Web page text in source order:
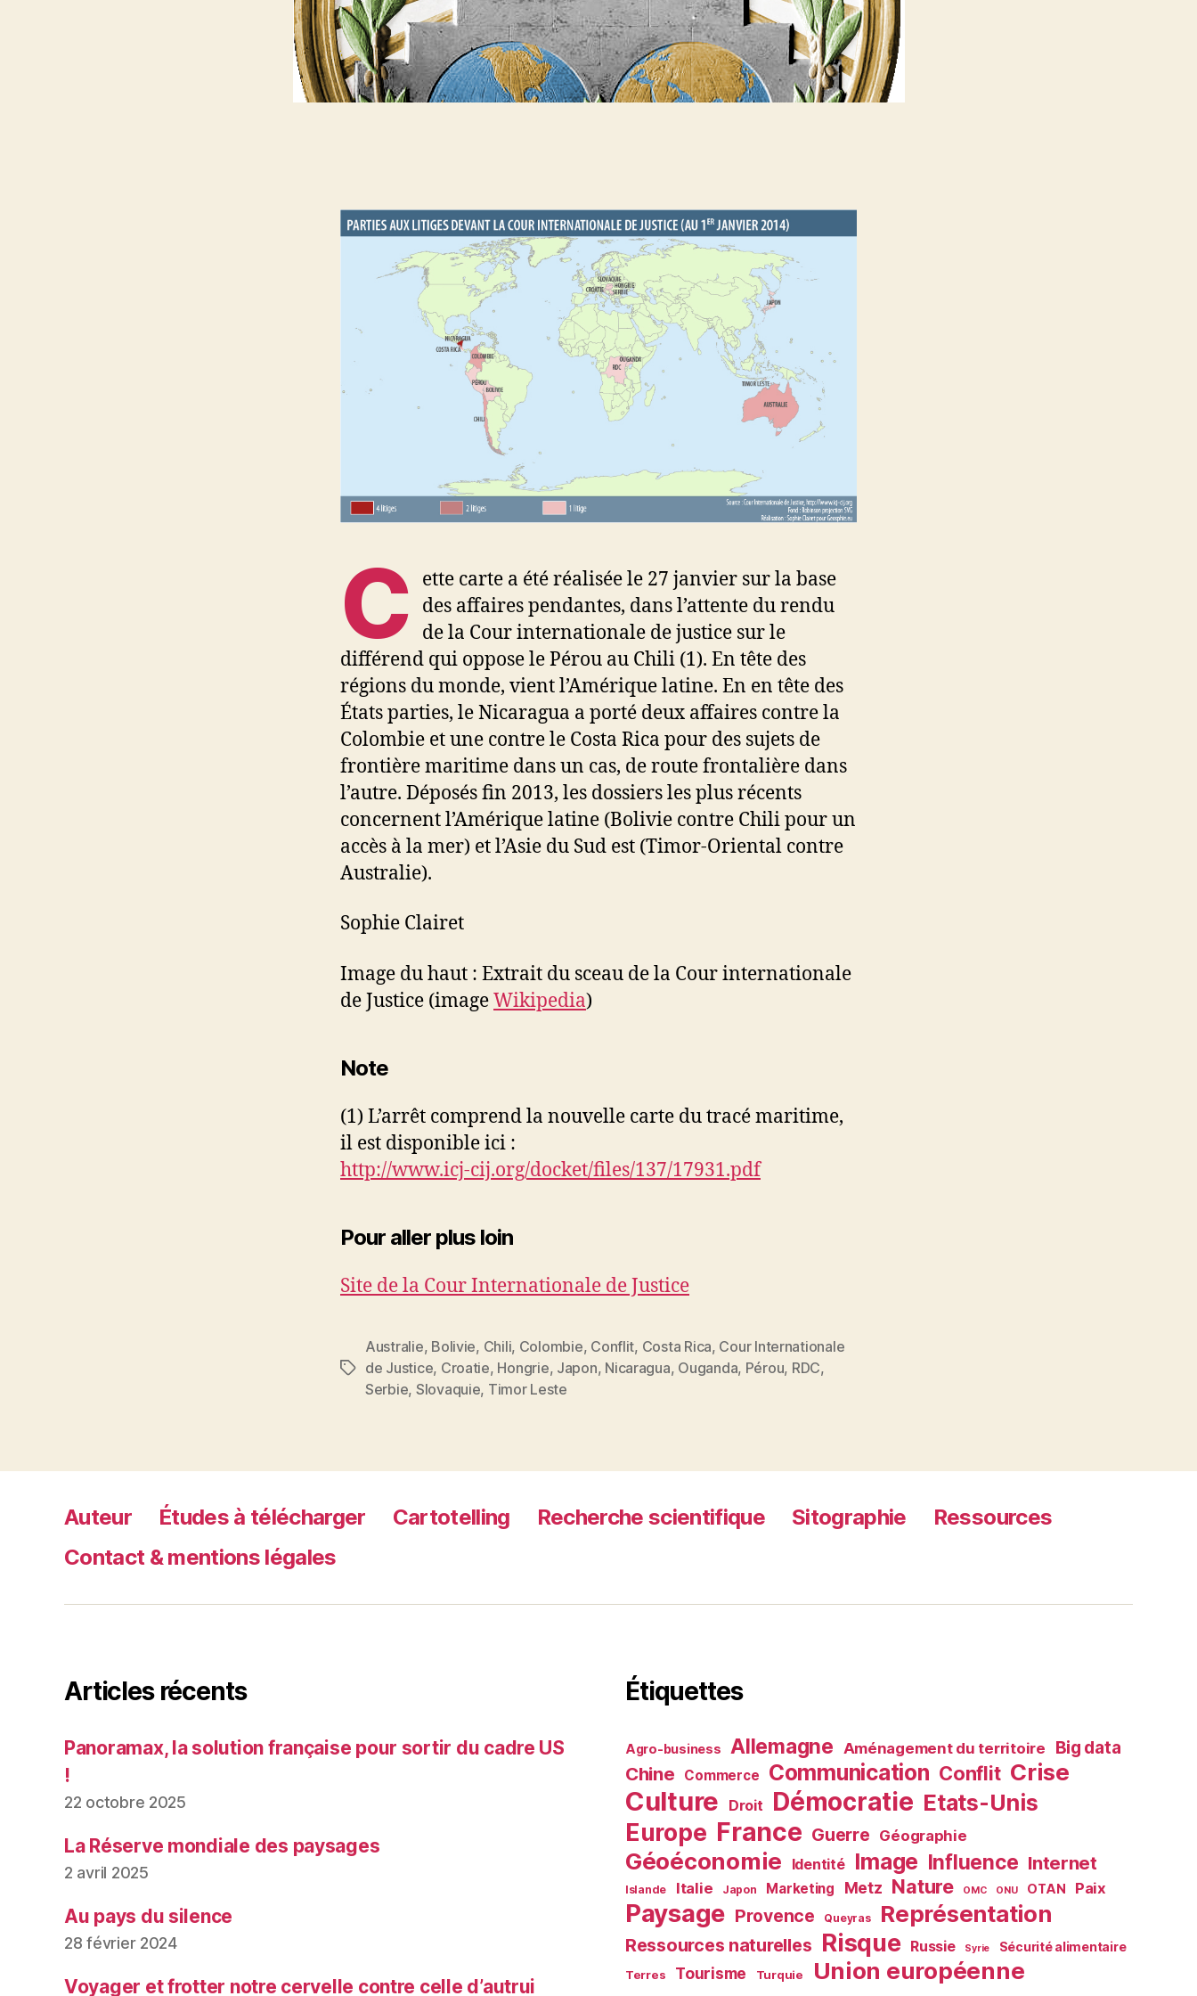
C ette carte a été réalisée le 27 janvier sur la base
des affaires pendantes, dans l’attente du rendu
de la Cour internationale de justice sur le
différend qui oppose le Pérou au Chili (1). En tête des
régions du monde, vient l’Amérique latine. En en tête des
États parties, le Nicaragua a porté deux affaires contre la
Colombie et une contre le Costa Rica pour des sujets de
frontière maritime dans un cas, de route frontalière dans
l’autre. Déposés fin 2013, les dossiers les plus récents
concernent l’Amérique latine (Bolivie contre Chili pour un
accès à la mer) et l’Asie du Sud est (Timor-Oriental contre
Australie).
Sophie Clairet
Image du haut : Extrait du sceau de la Cour internationale
de Justice (imageWikipedia)
Note
(1) L’arrêt comprend la nouvelle carte du tracé maritime,
il est disponible ici :
http://www.icj-cij.org/docket/files/137/17931.pdf
Pour aller plus loin
Site de la Cour Internationale de Justice
Étiquettes
Australie, Bolivie, Chili, Colombie, Conflit, Costa Rica, Cour Internationale
de Justice, Croatie, Hongrie, Japon, Nicaragua, Ouganda, Pérou, RDC,
Serbie, Slovaquie, Timor Leste
Auteur Études à télécharger Cartotelling Recherche scientifique Sitographie
Ressources
Contact & mentions légales
Articles récents
Panoramax, la solution française pour sortir du cadre US
!
22 octobre 2025
La Réserve mondiale des paysages
2 avril 2025
Au pays du silence
28 février 2024
Voyager et frotter notre cervelle contre celle d’autrui
Étiquettes
Agro-business Allemagne Aménagement du territoire Big data
Chine Commerce Communication Conflit Crise
Culture Droit Démocratie Etats-Unis
Europe France Guerre Géographie
Géoéconomie Identité Image Influence Internet
Islande Italie Japon Marketing Metz Nature OMC ONU OTAN Paix
Paysage Provence Queyras Représentation
Ressources naturelles Risque Russie Syrie Sécurité alimentaire
Terres Tourisme Turquie Union européenne